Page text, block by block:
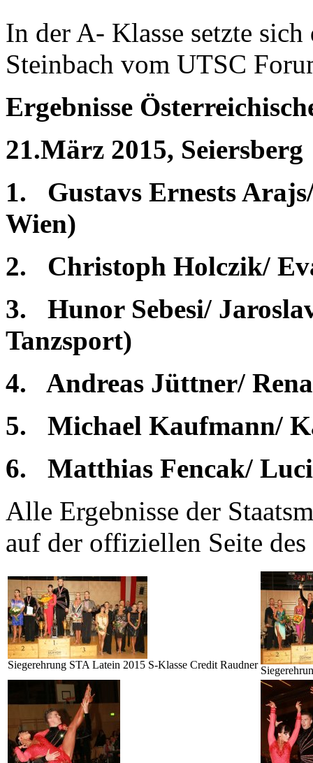
In der A- Klasse setzte
Steinbach vom UTSC
Ergebnisse
21.März 2015, Seiersberg
1. Gustavs Ernests
Wien)
2. Christoph Holczik/
3. Hunor Sebesi/
Tanzsport)
4. Andreas Jüttner/
5. Michael Kaufmann/
6. Matthias Fencak/
Alle Ergebnisse der
auf der offiziellen Seite
Siegerehrung STA Latein 2015 S-Klasse Credit Raudner